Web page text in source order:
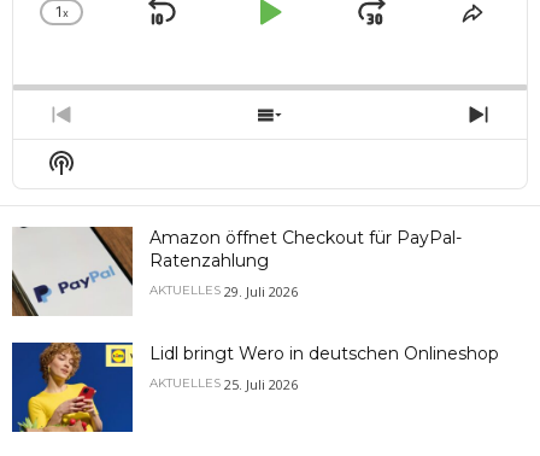
Change
1x
Skip
Play
Jump
Share
Previous
Episode
Show
Episodes
Next
Show
Podcast
Information
Amazon öffnet Checkout für PayPal-
Ratenzahlung
AKTUELLES 29. Juli 2026
Lidl bringt Wero in deutschen Onlineshop
AKTUELLES 25. Juli 2026